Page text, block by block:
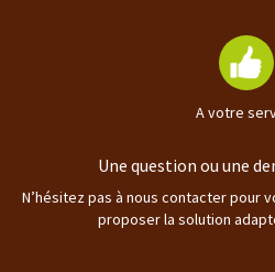
A votre
Une question ou une
N’hésitez pas à nous contacter pour
proposer la solution